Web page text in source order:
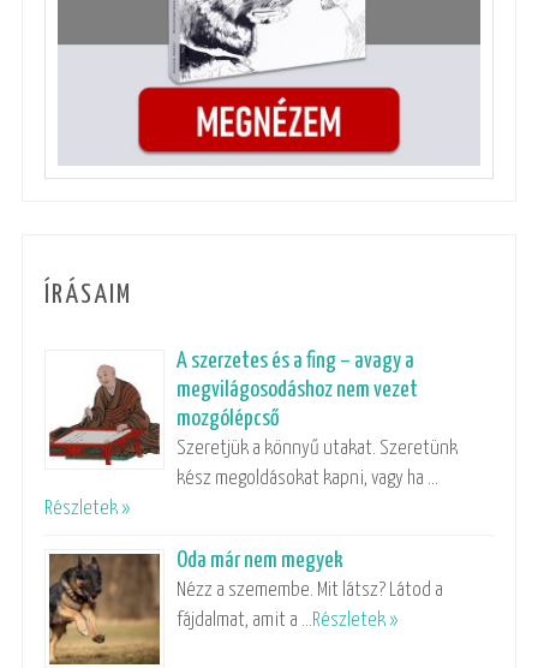
ÍRÁSAIM
A szerzetes és a fing – avagy a
megvilágosodáshoz nem vezet
mozgólépcső
Szeretjük a könnyű utakat. Szeretünk
kész megoldásokat kapni, vagy ha …
Részletek »
Oda már nem megyek
Nézz a szemembe. Mit látsz? Látod a
fájdalmat, amit a …Részletek »